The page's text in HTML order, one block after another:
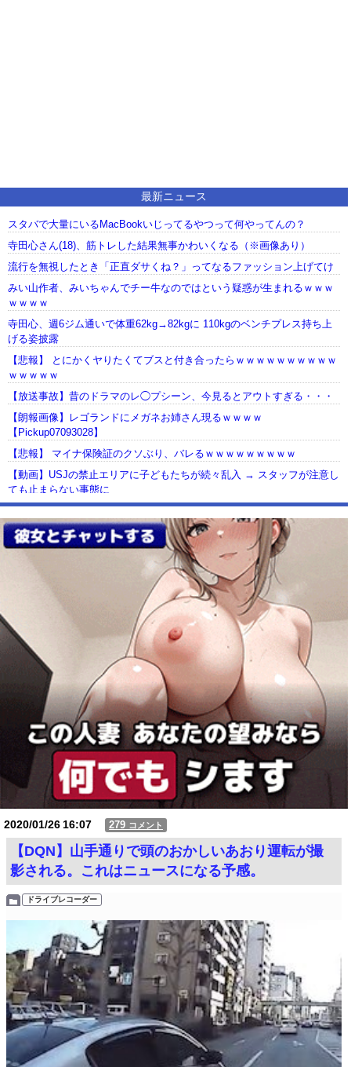
最新ニュース
スタバで大量にいるMacBookいじってるやつって何やってんの？
寺田心さん(18)、筋トレした結果無事かわいくなる（※画像あり）
流行を無視したとき「正直ダサくね？」ってなるファッション上げてけ
みい山作者、みいちゃんでチー牛なのではという疑惑が生まれるｗｗｗ
ｗｗｗｗ
寺田心、週6ジム通いで体重62kg→82kgに 110kgのベンチプレス持ち上
げる姿披露
【悲報】 とにかくヤりたくてブスと付き合ったらｗｗｗｗｗｗｗｗｗｗ
ｗｗｗｗｗ
【放送事故】昔のドラマのレ◯プシーン、今見るとアウトすぎる・・・
【朗報画像】レゴランドにメガネお姉さん現るｗｗｗｗ
【Pickup07093028】
【悲報】 マイナ保険証のクソぶり、バレるｗｗｗｗｗｗｗｗｗ
【動画】USJの禁止エリアに子どもたちが続々乱入 → スタッフが注意し
ても止まらない事態に
Powered by livedoor 相互RSS
2020/01/2616:07 279 コメント
【DQN】山手通りで頭のおかしいあおり運転が撮
影される。これはニュースになる予感。
ドライブレコーダー